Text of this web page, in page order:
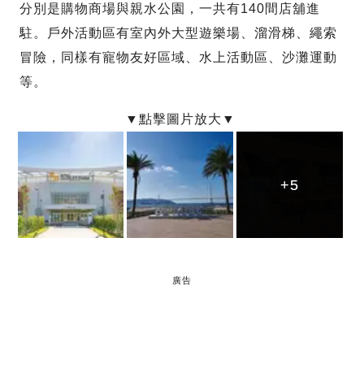
分別是購物商場與親水公園，一共有140間店舖進
駐。戶外活動區有室內外大型遊樂場、溜滑梯、繩索
冒險，同樣有寵物友好區域、水上活動區、沙灘運動
等。
+5
+5
+5
廣告